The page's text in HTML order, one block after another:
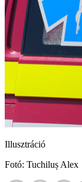
Illusztráció
Fotó: Tuchiluș Alex